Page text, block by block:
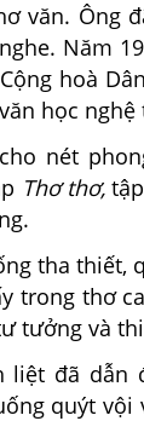
văn. Ông
Năm
hoà
học nghệ
nét
Thơ thơ,tập
tha thiết,
trong thơ
tưởng và
liệt đã dẫn
quýt vội